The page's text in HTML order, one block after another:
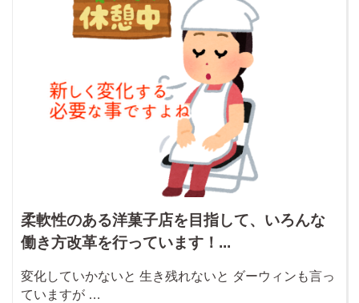
柔軟性のある洋菓子店を目指して、いろんな
働き方改革を行っています！...
変化していかないと 生き残れないと ダーウィンも言っ
ていますが …